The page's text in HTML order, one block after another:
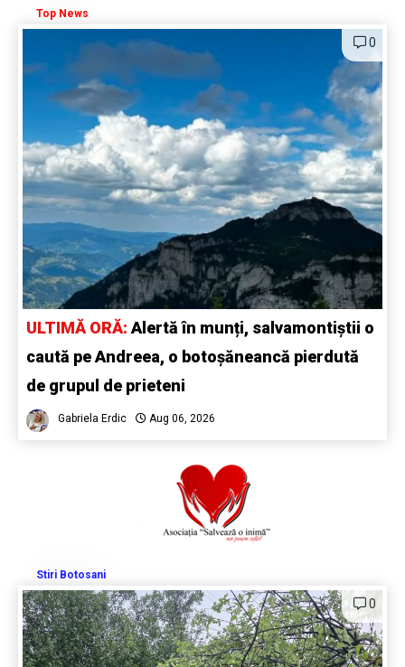
Top News
0
ULTIMĂ ORĂ:Alertă în munți, salvamontiștii o
caută pe Andreea, o botoșăneancă pierdută
de grupul de prieteni
Gabriela Erdic Aug 06, 2026
Stiri Botosani
0